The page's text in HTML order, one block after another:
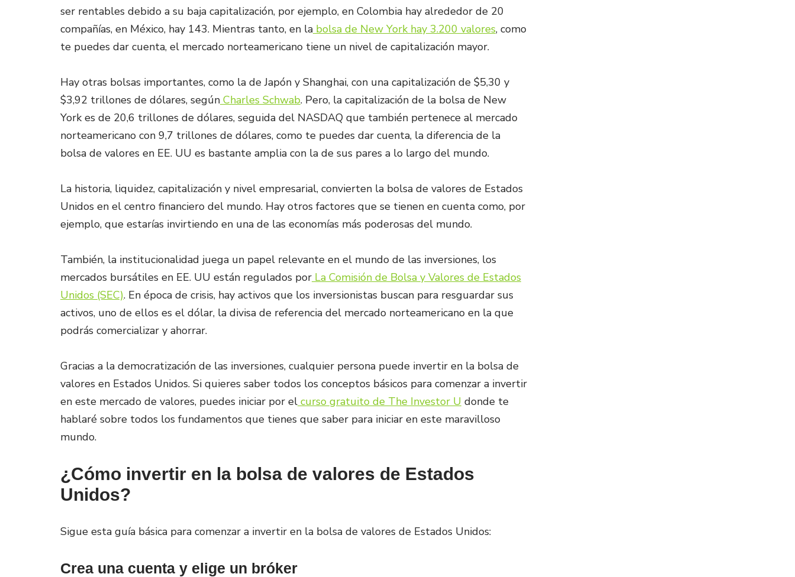
ser rentables debido a su baja capitalización, por ejemplo, en Colombia hay alrededor de 20
compañías, en México, hay 143. Mientras tanto, en la bolsa de New York hay 3.200 valores, como
te puedes dar cuenta, el mercado norteamericano tiene un nivel de capitalización mayor.
Hay otras bolsas importantes, como la de Japón y Shanghai, con una capitalización de $5,30 y
$3,92 trillones de dólares, según Charles Schwab. Pero, la capitalización de la bolsa de New
York es de 20,6 trillones de dólares, seguida del NASDAQ que también pertenece al mercado
norteamericano con 9,7 trillones de dólares, como te puedes dar cuenta, la diferencia de la
bolsa de valores en EE. UU es bastante amplia con la de sus pares a lo largo del mundo.
La historia, liquidez, capitalización y nivel empresarial, convierten la bolsa de valores de Estados
Unidos en el centro financiero del mundo. Hay otros factores que se tienen en cuenta como, por
ejemplo, que estarías invirtiendo en una de las economías más poderosas del mundo.
También, la institucionalidad juega un papel relevante en el mundo de las inversiones, los
mercados bursátiles en EE. UU están regulados por La Comisión de Bolsa y Valores​​ de Estados
Unidos (SEC). En época de crisis, hay activos que los inversionistas buscan para resguardar sus
activos, uno de ellos es el dólar, la divisa de referencia del mercado norteamericano en la que
podrás comercializar y ahorrar.
Gracias a la democratización de las inversiones, cualquier persona puede invertir en la bolsa de
valores en Estados Unidos. Si quieres saber todos los conceptos básicos para comenzar a invertir
en este mercado de valores, puedes iniciar por el curso gratuito de The Investor U donde te
hablaré sobre todos los fundamentos que tienes que saber para iniciar en este maravilloso
mundo.
¿Cómo invertir en la bolsa de valores de Estados
Unidos?
Sigue esta guía básica para comenzar a invertir en la bolsa de valores de Estados Unidos:
Crea una cuenta y elige un bróker